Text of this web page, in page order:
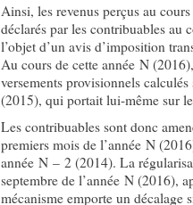
Ainsi, les revenus perçus au
déclarés par les contribuables au
l’objet d’un avis d’imposition
Au cours de cette année N
versements provisionnels
(2015), qui portait lui-même sur
Les contribuables sont donc
premiers mois de l’année N
année N – 2 (2014). La
septembre de l’année N (2016),
mécanisme emporte un décalage